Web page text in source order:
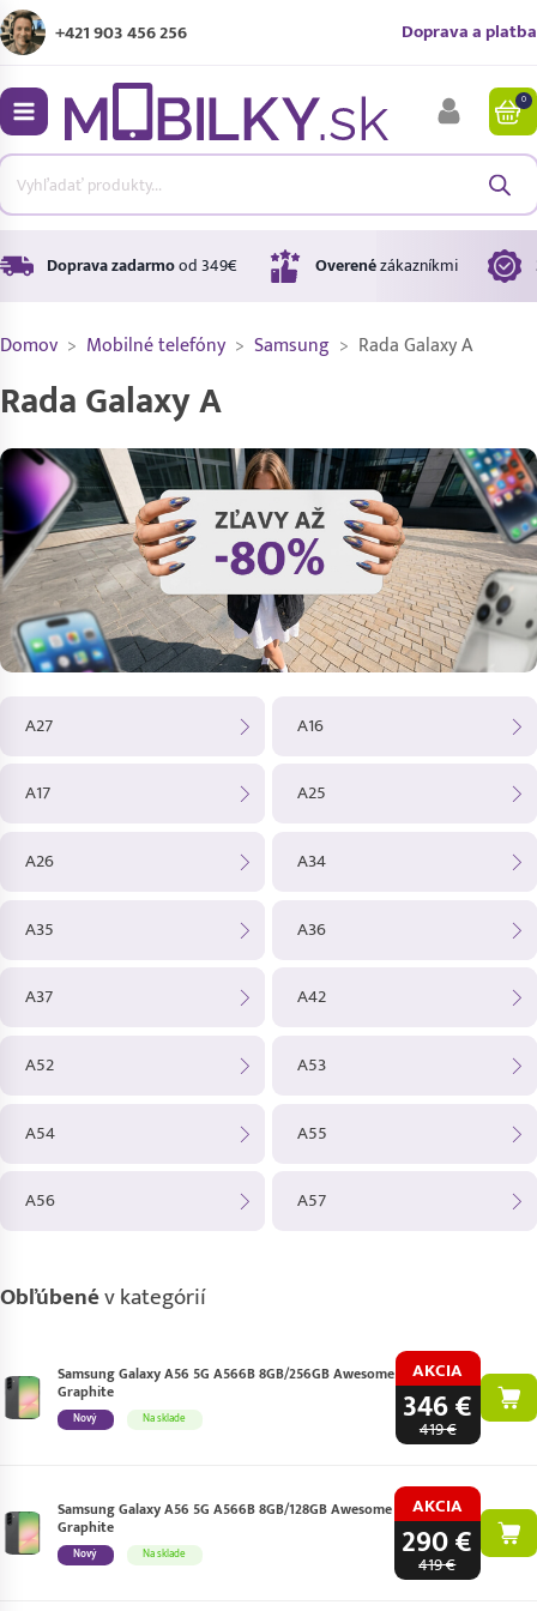
+421 903 456 256 Doprava a platba
0
Doprava zadarmood 349€ Overenézákazníkmi
Domov > Mobilné telefóny > Samsung > Rada Galaxy A
Rada Galaxy A
A27 A16
A17 A25
A26 A34
A35 A36
A37 A42
A52 A53
A54 A55
A56 A57
Obľúbenév kategórií
Nový Na sklade
Samsung Galaxy A56 5G A566B 8GB/256GB Awesome
Graphite
AKCIA
346 €
419 €
Nový Na sklade
Samsung Galaxy A56 5G A566B 8GB/128GB Awesome
Graphite
AKCIA
290 €
419 €